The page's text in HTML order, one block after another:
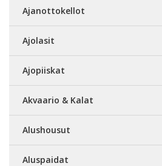
Ajanottokellot
Ajolasit
Ajopiiskat
Akvaario & Kalat
Alushousut
Aluspaidat